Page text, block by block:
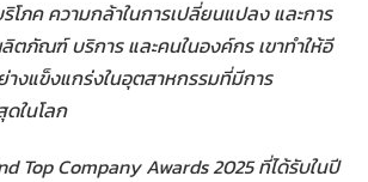
ภค ความกล้าในการเปลี่ยนแปลง และการ
ภัณฑ์ บริการ และคนในองค์กร เขาทำให้อี
งแข็งแกร่งในอุตสาหกรรมที่มีการ
ในโลก
Top Company Awards2025 ที่ได้รับในปี